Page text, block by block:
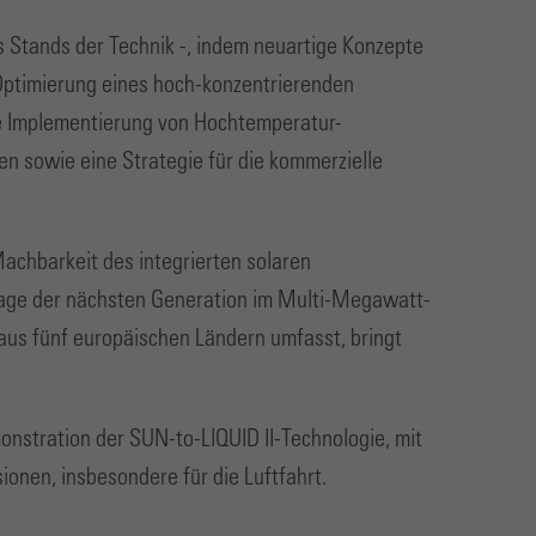
der Technik -, indem neuartige Konzepte
eines hoch-konzentrierenden
von Hochtemperatur-
sowie eine Strategie für die kommerzielle
des integrierten solaren
der nächsten Generation im Multi-Megawatt-
fünf europäischen Ländern umfasst, bringt
der SUN-to-LIQUID II-Technologie, mit
insbesondere für die Luftfahrt.